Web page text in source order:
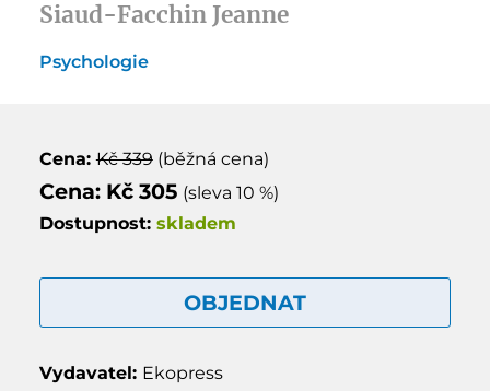
Siaud-Facchin Jeanne
Psychologie
Cena:Kč 339(běžná cena)
Cena: Kč 305 (sleva 10 %)
Dostupnost: skladem
OBJEDNAT
Vydavatel: Ekopress